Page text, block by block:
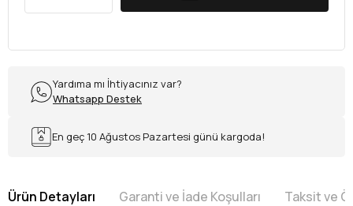
Yardıma mı İhtiyacınız var?
Whatsapp Destek
En geç 10 Ağustos Pazartesi günü kargoda!
Ürün Detayları Garanti ve İade Koşulları Taksit ve